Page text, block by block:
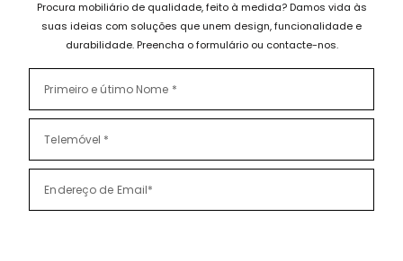
Procura mobiliário de qualidade, feito à medida? Damos vida às
suas ideias com soluções que unem design, funcionalidade e
durabilidade. Preencha o formulário ou contacte-nos.